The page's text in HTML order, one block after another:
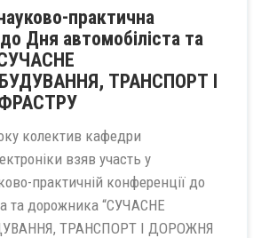
практична
Дня автомобіліста та
ТРАНСПОРТ І
колектив кафедри
взяв участь у
практичній конференції до
та дорожника “СУЧАСНЕ
ТРАНСПОРТ І ДОРОЖНЯ